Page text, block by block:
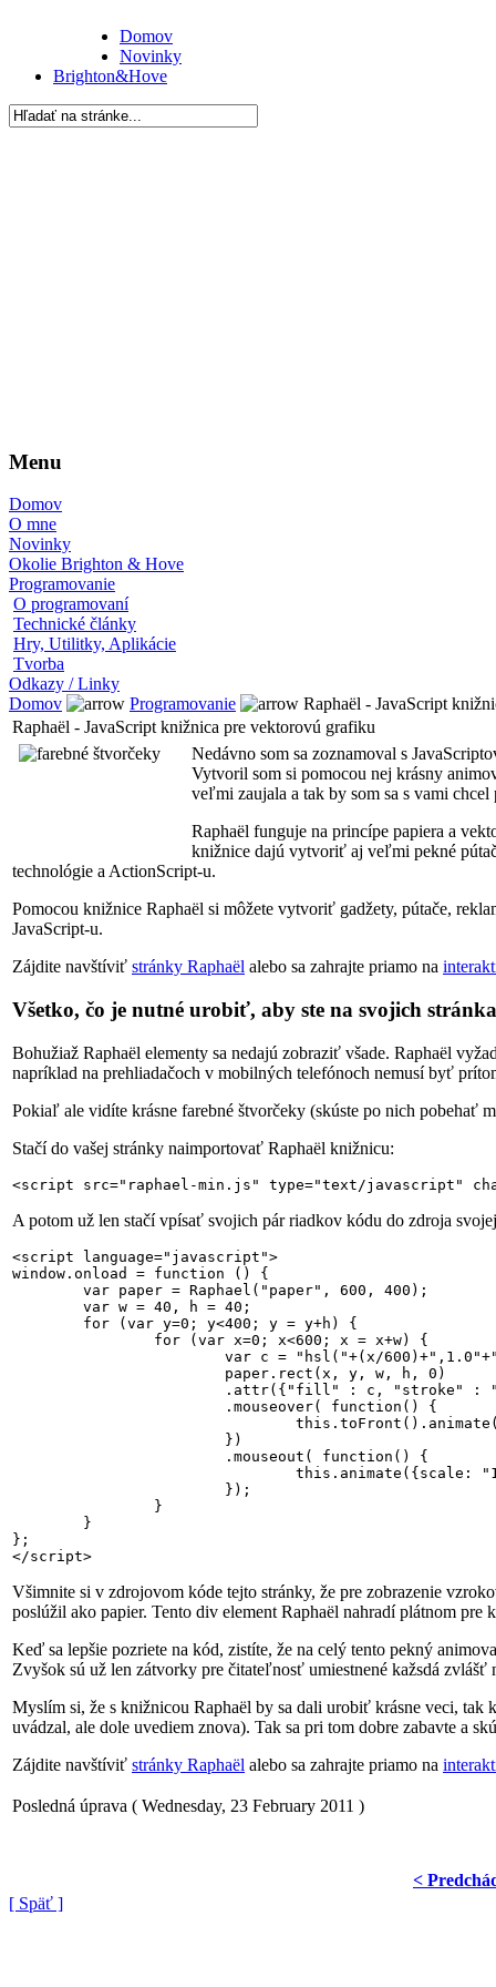
Domov
Novinky
Brighton&Hove
Menu
Domov
O mne
Novinky
Okolie Brighton & Hove
Programovanie
O programovaní
Technické články
Hry, Utilitky, Aplikácie
Tvorba
Odkazy / Linky
Domov
Programovanie
Raphaël - JavaScript
Raphaël - JavaScript knižnica pre vektorovú grafiku
Nedávno som sa zoznamoval s
Vytvoril som si pomocou nej krásny
veľmi zaujala a tak by som sa s vami
Raphaël funguje na princípe papiera a
knižnice dajú vytvoriť aj veľmi pekné
technológie a ActionScript-u.
Pomocou knižnice Raphaël si môžete vytvoriť gadžety, pútače,
JavaScript-u.
Zájdite navštíviť stránky Raphaël alebo sa zahrajte priamo na
Všetko, čo je nutné urobiť, aby ste na svojich
Bohužiaž Raphaël elementy sa nedajú zobraziť všade. Raphaël
napríklad na prehliadačoch v mobilných telefónoch nemusí byť
Pokiaľ ale vidíte krásne farebné štvorčeky (skúste po nich pobehať
Stačí do vašej stránky naimportovať Raphaël knižnicu:
<script src="raphael-min.js" type="text/javascript"
A potom už len stačí vpísať svojich pár riadkov kódu do zdroja
<script language="javascript">
window.onload = function () {
};
</script>
Všimnite si v zdrojovom kóde tejto stránky, že pre zobrazenie
poslúžil ako papier. Tento div element Raphaël nahradí plátnom pre
Keď sa lepšie pozriete na kód, zistíte, že na celý tento pekný
Zvyšok sú už len zátvorky pre čitateľnosť umiestnené kažsdá zvlášť
Myslím si, že s knižnicou Raphaël by sa dali urobiť krásne veci, tak
uvádzal, ale dole uvediem znova). Tak sa pri tom dobre zabavte a
Zájdite navštíviť stránky Raphaël alebo sa zahrajte priamo na
Posledná úprava ( Wednesday, 23 February 2011 )
<
[ Späť ]